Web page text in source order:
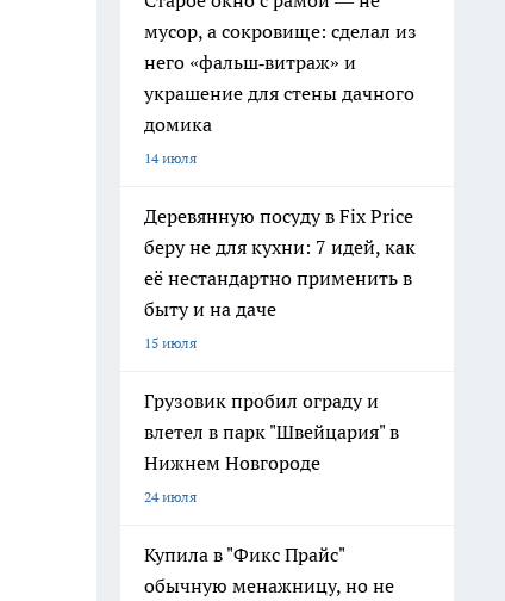
мусор, а сокровище: сделал из
него «фальш‑витраж» и
украшение для стены дачного
домика
14 июля
Деревянную посуду в Fix Price
беру не для кухни: 7 идей, как
её нестандартно применить в
быту и на даче
15 июля
Грузовик пробил ограду и
влетел в парк "Швейцария" в
Нижнем Новгороде
24 июля
Купила в "Фикс Прайс"
обычную менажницу, но не